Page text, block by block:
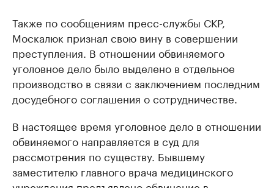
Также по сообщениям пресс-службы СКР,
Москалюк признал свою вину в совершении
преступления. В отношении обвиняемого
уголовное дело было выделено в отдельное
производство в связи с заключением последним
досудебного соглашения о сотрудничестве.
В настоящее время уголовное дело в отношении
обвиняемого направляется в суд для
рассмотрения по существу. Бывшему
заместителю главного врача медицинского